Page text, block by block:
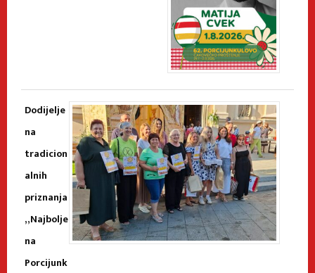
Dodijelje
na
tradicion
alnih
priznanja
„Najbolje
na
Porcijunk